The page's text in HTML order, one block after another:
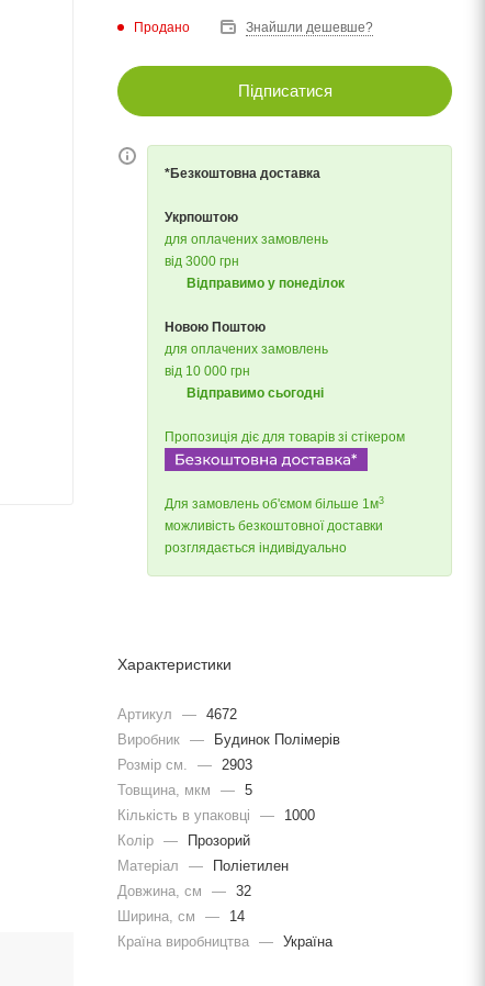
Продано Знайшли дешевше?
Підписатися
*Безкоштовна доставка
Укрпоштою
для оплачених замовлень
від 3000 грн
Відправимо у понеділок
Новою Поштою
для оплачених замовлень
від 10 000 грн
Відправимо сьогодні
Пропозиція діє для товарів зі стікером
Для замовлень об'ємом більше 1м3
можливість безкоштовної доставки
розглядається індивідуально
Характеристики
Артикул — 4672
Виробник —
Будинок Полімерів
Розмір см.
—
2903
Товщина, мкм
— 5
Кількість в упаковці
—
1000
Колір —
Прозорий
Матеріал
—
Поліетилен
Довжина, cм
— 32
Ширина, cм
—
14
Країна виробництва — Україна